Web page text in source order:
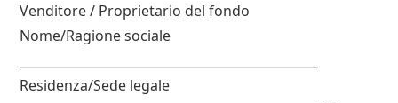
Venditore / Proprietario del fondo
Nome/Ragione sociale
Residenza/Sede legale